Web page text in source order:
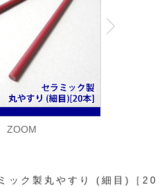
ZOOM
ク製丸やすり (細目)［20